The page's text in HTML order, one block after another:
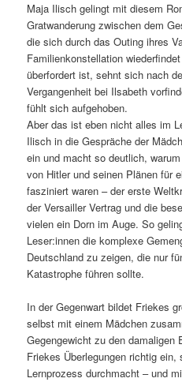
Maja Ilisch gelingt mit diesem
Gratwanderung zwischen dem
die sich durch das Outing ihres
Familienkonstellation
überfordert ist, sehnt sich nach
Vergangenheit bei Ilsabeth
fühlt sich aufgehoben.
Aber das ist eben nicht alles im
Ilisch in die Gespräche der
ein und macht so deutlich,
von Hitler und seinen Plänen für
fasziniert waren – der erste
der Versailler Vertrag und die
vielen ein Dorn im Auge. So
Leser:innen die komplexe
Deutschland zu zeigen, die nur
Katastrophe führen sollte.
In der Gegenwart bildet Friekes
selbst mit einem Mädchen
Gegengewicht zu den damaligen
Friekes Überlegungen richtig
Lernprozess durchmacht – und